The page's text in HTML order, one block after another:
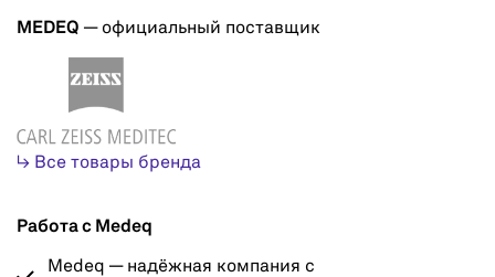
MEDEQ — официальный поставщик
↳ Все товары бренда
Работа с Medeq
Medeq — надёжная компания с